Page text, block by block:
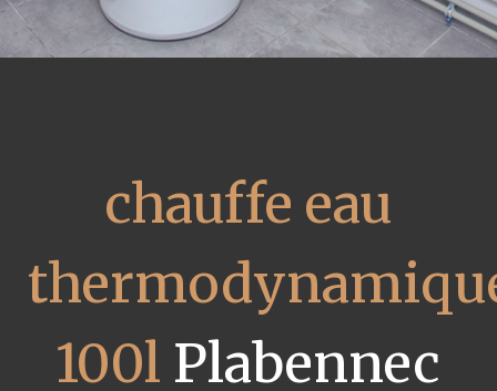
chauffe eau
100l Plabennec